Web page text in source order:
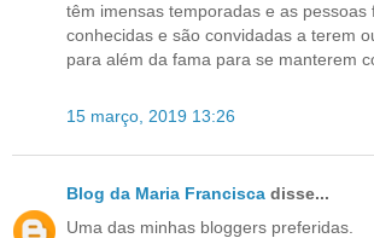
têm imensas temporadas e as pessoas
conhecidas e são convidadas a terem
para além da fama para se manterem
15 março, 2019 13:26
Blog da Maria Francisca disse...
Uma das minhas bloggers preferidas.